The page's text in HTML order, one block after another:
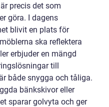
precis det som
göra. I dagens
blivit en plats för
ska reflektera
erbjuder en mängd
till
både snygga och tåliga.
bänkskivor eller
sparar golvyta och ger